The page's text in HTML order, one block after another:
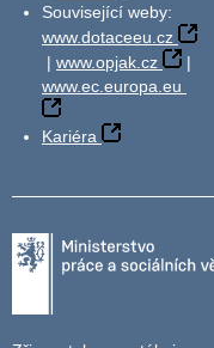
Související weby:
www.dotaceeu.cz
| www.opjak.cz
|
www.ec.europa.eu
Kariéra